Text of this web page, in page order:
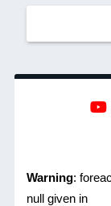
Warning:
null given in